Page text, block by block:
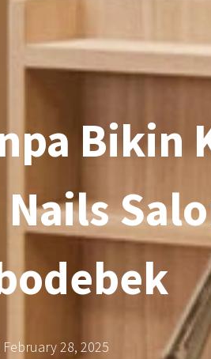
Bikin
February 28, 2025